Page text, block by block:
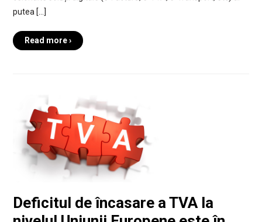
putea […]
Read more ›
Deficitul de încasare a TVA la